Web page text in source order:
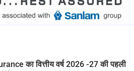
का वित्तीय वर्ष 2026 -27 की पहली